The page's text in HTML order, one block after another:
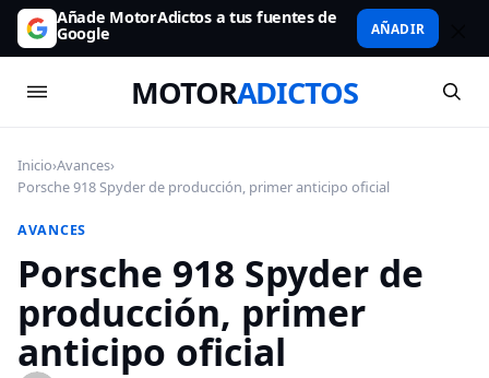
Añade MotorAdictos a tus fuentes de
Google AÑADIR
MOTORADICTOS
Inicio›Avances›
Porsche 918 Spyder de producción, primer anticipo oficial
AVANCES
Porsche 918 Spyder de
producción, primer
anticipo oficial